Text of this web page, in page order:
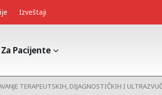
Izveštaji
Za Pacijente
TERAPEUTSKIH, DIJAGNOSTIČKIH I